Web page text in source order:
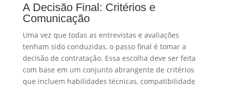
A Decisão Final: Critérios e
Comunicação
Uma vez que todas as entrevistas e avaliações
tenham sido conduzidas, o passo final é tomar a
decisão de contratação. Essa escolha deve ser feita
com base em um conjunto abrangente de critérios
que incluem habilidades técnicas, compatibilidade